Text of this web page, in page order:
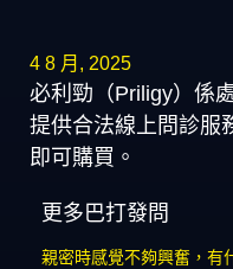
4 8 月, 2025
必利勁（Priligy）係
提供合法線上問診服
即可購買。
更多巴打發問
親密時感覺不夠興奮，有